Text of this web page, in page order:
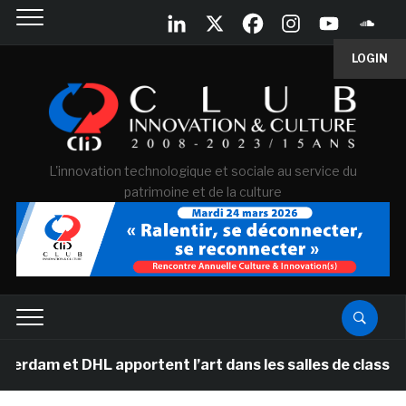
LOGIN
L'innovation technologique et sociale au service du
patrimoine et de la culture
DHL apportent l’art dans les salles de classe des